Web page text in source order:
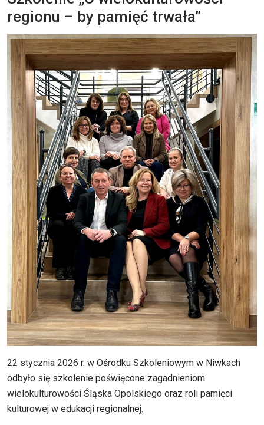
regionu – by pamięć trwała”
22 stycznia 2026 r. w Ośrodku Szkoleniowym w Niwkach
odbyło się szkolenie poświęcone zagadnieniom
wielokulturowości Śląska Opolskiego oraz roli pamięci
kulturowej w edukacji regionalnej.